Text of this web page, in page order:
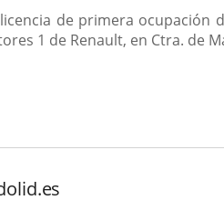
de primera
1 de Renault, en Ctra. de